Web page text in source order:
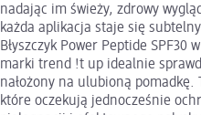
nadając im świeży, zdrowy
każda aplikacja staje się
Błyszczyk Power Peptide SPF30
marki trend !t up idealnie
nałożony na ulubioną pomadkę.
które oczekują jednocześnie